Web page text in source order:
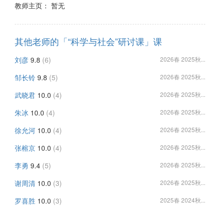
教师主页： 暂无
其他老师的「“科学与社会”研讨课」课
刘彦 9.8 (6) 2026春 2025秋...
邹长铃 9.8 (5) 2026春 2025秋...
武晓君 10.0 (4) 2026春 2025秋...
朱冰 10.0 (4) 2026春 2025秋...
徐允河 10.0 (4) 2026春 2025秋...
张榕京 10.0 (4) 2026春 2025秋...
李勇 9.4 (5) 2026春 2025秋...
谢周清 10.0 (3) 2026春 2025秋...
罗喜胜 10.0 (3) 2025春 2024秋...